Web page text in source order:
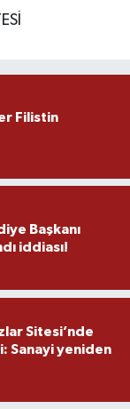
Filistin
Başkanı
iddiası!
Sitesi’nde
Sanayi yeniden